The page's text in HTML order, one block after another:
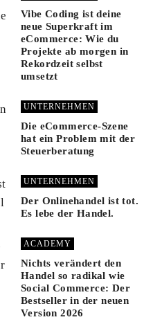
Vibe Coding ist deine
neue Superkraft im
eCommerce: Wie du
Projekte ab morgen in
Rekordzeit selbst
umsetzt
UNTERNEHMEN
Die eCommerce-Szene
hat ein Problem mit der
Steuerberatung
UNTERNEHMEN
Der Onlinehandel ist tot.
Es lebe der Handel.
ACADEMY
Nichts verändert den
Handel so radikal wie
Social Commerce: Der
Bestseller in der neuen
Version 2026